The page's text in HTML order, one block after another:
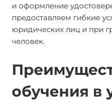
и оформление
предоставляем гибкие
юридических лиц и при
человек.
обучения в